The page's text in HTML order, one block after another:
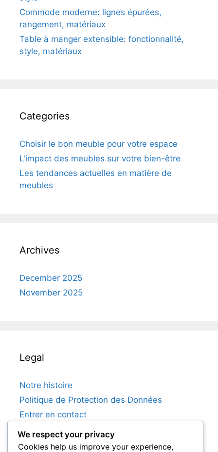
Commode moderne: lignes épurées,
rangement, matériaux
Table à manger extensible: fonctionnalité,
style, matériaux
Categories
Choisir le bon meuble pour votre espace
L'impact des meubles sur votre bien-être
Les tendances actuelles en matière de
meubles
Archives
December 2025
November 2025
Legal
Notre histoire
Politique de Protection des Données
Entrer en contact
Cookies et suivi
Contrat d’utilisateur
We respect your privacy
Cookies help us improve your experience,